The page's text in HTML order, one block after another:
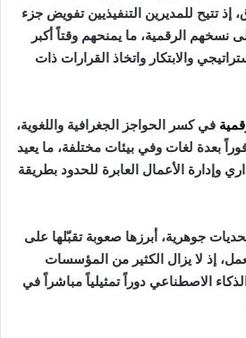
إذ تتيح للمديرين التنفيذيين تفويض جزء
نسخهم الرقمية، ما يمنحهم وقتاً أكبر
والابتكار واتخاذ القرارات ذات
في كسر الحواجز الجغرافية واللغوية،
بعدة لغات وفي بيئات مختلفة، ما يعيد
وإدارة الأعمال العابرة للحدود بطريقة
جوهرية، أبرزها صعوبة تقبّلها على
إذ لا يزال الكثير من المؤسسات
الاصطناعي دوراً تمثيلياً مباشراً في